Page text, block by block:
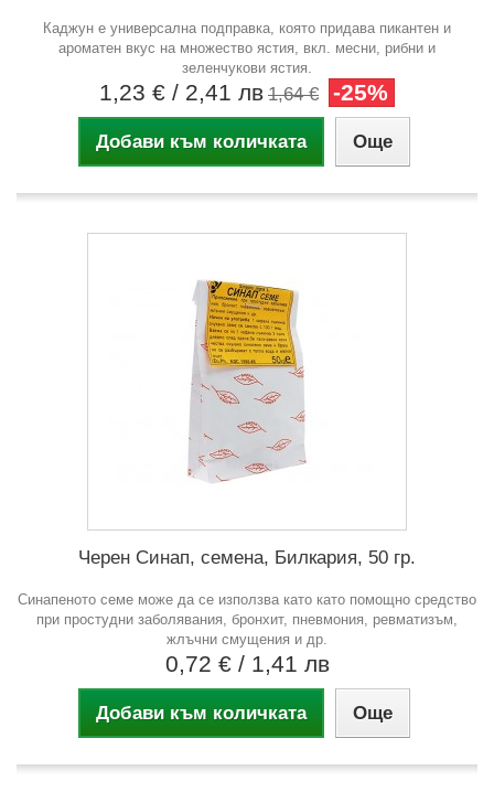
Каджун е универсална подправка, която придава пикантен и
ароматен вкус на множество ястия, вкл. месни, рибни и
зеленчукови ястия.
1,23 € / 2,41 лв 1,64 € -25%
Добави към количката Още
Черен Синап, семена, Билкария, 50 гр.
Синапеното семе може да се използва като като помощно средство
при простудни заболявания, бронхит, пневмония, ревматизъм,
жлъчни смущения и др.
0,72 € / 1,41 лв
Добави към количката Още